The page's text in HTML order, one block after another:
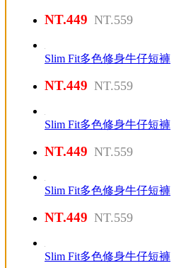
NT.449 NT.559
Slim Fit多色修身牛仔短褲
NT.449 NT.559
Slim Fit多色修身牛仔短褲
NT.449 NT.559
Slim Fit多色修身牛仔短褲
NT.449 NT.559
Slim Fit多色修身牛仔短褲